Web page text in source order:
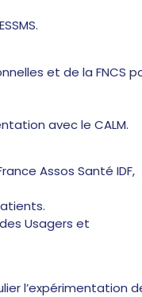
et de la FNCS
avec le CALM.
Assos Santé IDF,
Usagers et
l’expérimentation